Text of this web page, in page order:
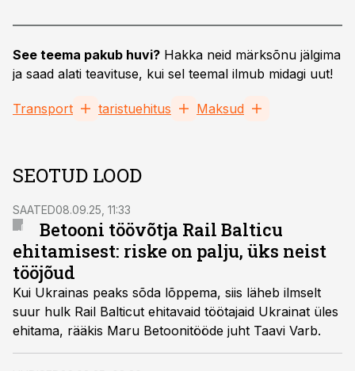
See teema pakub huvi? Hakka neid märksõnu jälgima
ja saad alati teavituse, kui sel teemal ilmub midagi uut!
Transport taristuehitus Maksud
SEOTUD LOOD
SAATED08.09.25, 11:33
Betooni töövõtja Rail Balticu
ehitamisest: riske on palju, üks neist
tööjõud
Kui Ukrainas peaks sõda lõppema, siis läheb ilmselt
suur hulk Rail Balticut ehitavaid töötajaid Ukrainat üles
ehitama, rääkis Maru Betoonitööde juht Taavi Varb.